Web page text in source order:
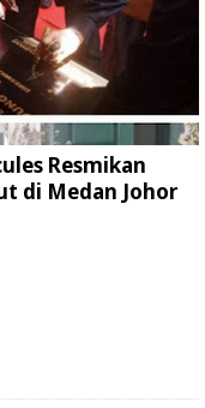
Resmikan
di Medan Johor